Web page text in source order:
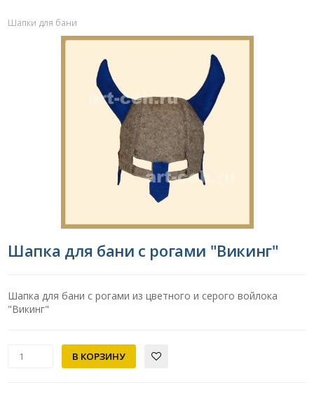
Шапки для бани
Шапка для бани с рогами "Викинг"
Шапка для бани с рогами из цветного и серого войлока
"Викинг"